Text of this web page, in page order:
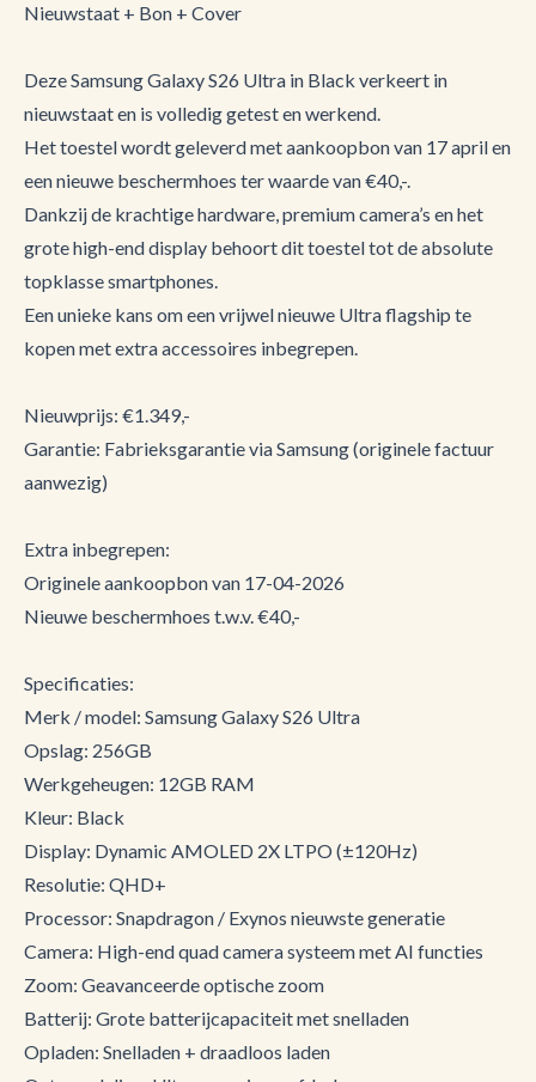
Nieuwstaat + Bon + Cover
Deze Samsung Galaxy S26 Ultra in Black verkeert in
nieuwstaat en is volledig getest en werkend.
Het toestel wordt geleverd met aankoopbon van 17 april en
een nieuwe beschermhoes ter waarde van €40,-.
Dankzij de krachtige hardware, premium camera’s en het
grote high-end display behoort dit toestel tot de absolute
topklasse smartphones.
Een unieke kans om een vrijwel nieuwe Ultra flagship te
kopen met extra accessoires inbegrepen.
Nieuwprijs: €1.349,-
Garantie: Fabrieksgarantie via Samsung (originele factuur
aanwezig)
Extra inbegrepen:
Originele aankoopbon van 17-04-2026
Nieuwe beschermhoes t.w.v. €40,-
Specificaties:
Merk / model: Samsung Galaxy S26 Ultra
Opslag: 256GB
Werkgeheugen: 12GB RAM
Kleur: Black
Display: Dynamic AMOLED 2X LTPO (±120Hz)
Resolutie: QHD+
Processor: Snapdragon / Exynos nieuwste generatie
Camera: High-end quad camera systeem met AI functies
Zoom: Geavanceerde optische zoom
Batterij: Grote batterijcapaciteit met snelladen
Opladen: Snelladen + draadloos laden